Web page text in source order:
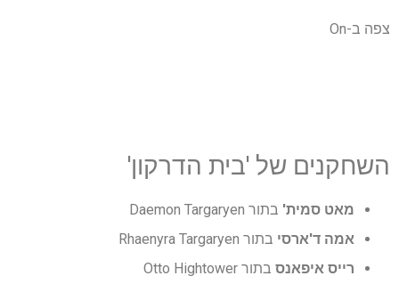
צפה ב-On
השחקנים של 'בית הדרקון'
מאט סמית' בתור Daemon Targaryen
אמה ד'ארסי בתור Rhaenyra Targaryen
רייס איפאנס בתור Otto Hightower